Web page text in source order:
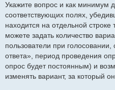
Укажите вопрос и как минимум
соответствующих полях,
находится на отдельной строке
можете задать количество
пользователи при
ответа», период проведения
опрос будет постоянным) и
изменять вариант, за который